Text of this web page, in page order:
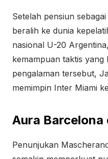
Setelah pensiun
beralih ke dunia
nasional U-20
kemampuan taktis yang
pengalaman tersebut,
memimpin Inter Miami
Aura
Penunjukan